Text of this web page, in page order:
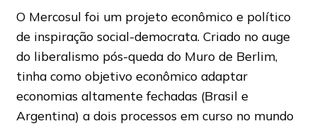
O Mercosul foi um projeto econômico e político
de inspiração social-democrata. Criado no auge
do liberalismo pós-queda do Muro de Berlim,
tinha como objetivo econômico adaptar
economias altamente fechadas (Brasil e
Argentina) a dois processos em curso no mundo